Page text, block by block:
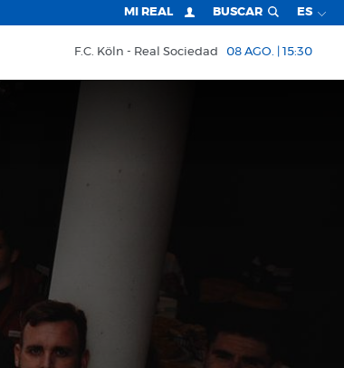
MI REAL BUSCAR ES
F.C. Köln Real Sociedad 08 AGO. | 15:30